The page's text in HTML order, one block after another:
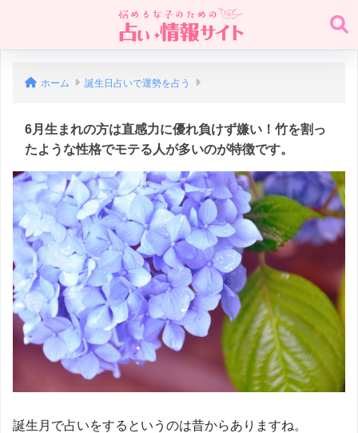
ホーム 誕生日占いで運勢を占う
6月生まれの方は直感力に優れ負けず嫌い！竹を割っ
たような性格でモテる人が多いのが特徴です。
誕生月で占いをするというのは昔からありますね。